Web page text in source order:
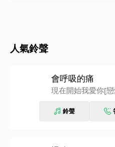
人氣鈴聲
會呼吸的痛
現在開始我愛你[
鈴聲